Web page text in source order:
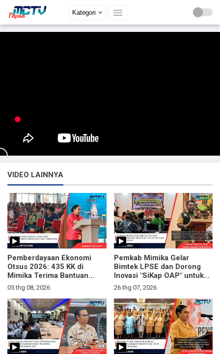
Kategori
VIDEO LAINNYA
Pemberdayaan Ekonomi
Otsus 2026: 435 KK di
Mimika Terima Bantuan
Ternak Babi
05 thg 08, 2026
Pemkab Mimika Gelar
Bimtek LPSE dan Dorong
Inovasi "SiKap OAP" untuk
Proteksi Ekonomi Lokal
26 thg 07, 2026